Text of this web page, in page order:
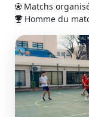
Matchs
Homme du